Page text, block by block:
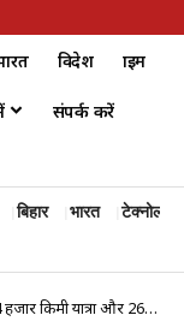
विदेश क्राइम
संपर्क करें
बिहार भारत टेक्नोलॉजी
और 26 सभाओं से बीजेपी अध्यक्ष नड्डा ने पलट दी बाजी